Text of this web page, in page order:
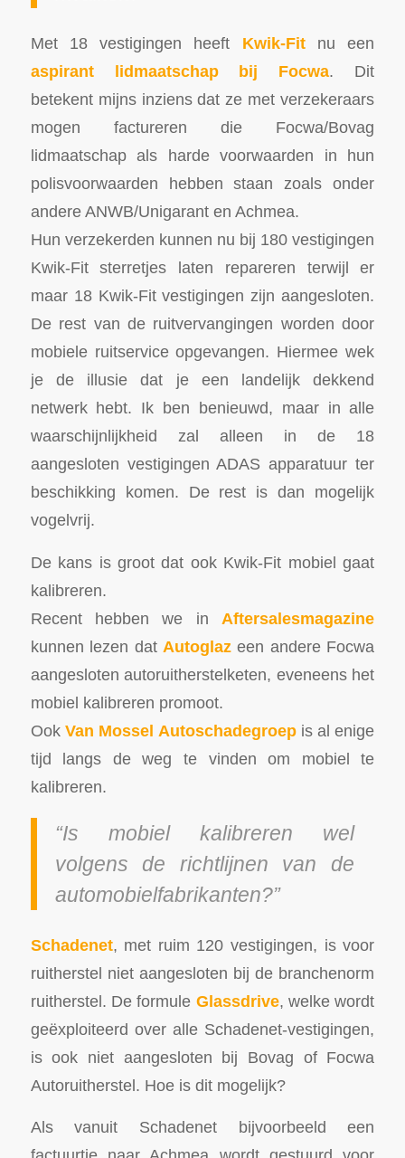
Met 18 vestigingen heeft Kwik-Fitnu een
aspirant lidmaatschap bij Focwa. Dit
betekent mijns inziens dat ze met verzekeraars
mogen factureren die Focwa/Bovag
lidmaatschap als harde voorwaarden in hun
polisvoorwaarden hebben staan zoals onder
andere ANWB/Unigarant en Achmea.
Hun verzekerden kunnen nu bij 180 vestigingen
Kwik-Fit sterretjes laten repareren terwijl er
maar 18 Kwik-Fit vestigingen zijn aangesloten.
De rest van de ruitvervangingen worden door
mobiele ruitservice opgevangen. Hiermee wek
je de illusie dat je een landelijk dekkend
netwerk hebt. Ik ben benieuwd, maar in alle
waarschijnlijkheid zal alleen in de 18
aangesloten vestigingen ADAS apparatuur ter
beschikking komen. De rest is dan mogelijk
vogelvrij.
De kans is groot dat ook Kwik-Fit mobiel gaat
kalibreren.
Recent hebben we in Aftersalesmagazine
kunnen lezen dat Autoglaz een andere Focwa
aangesloten autoruitherstelketen, eveneens het
mobiel kalibreren promoot.
Ook Van Mossel Autoschadegroepis al enige
tijd langs de weg te vinden om mobiel te
kalibreren.
“Is mobiel kalibreren wel
volgens de richtlijnen van de
automobielfabrikanten?”
Schadenet, met ruim 120 vestigingen, is voor
ruitherstel niet aangesloten bij de branchenorm
ruitherstel. De formule Glassdrive, welke wordt
geëxploiteerd over alle Schadenet-vestigingen,
is ook niet aangesloten bij Bovag of Focwa
Autoruitherstel. Hoe is dit mogelijk?
Als vanuit Schadenet bijvoorbeeld een